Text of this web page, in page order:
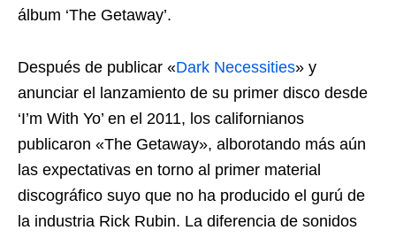
álbum ‘The Getaway’.
Después de publicar «Dark Necessities» y
anunciar el lanzamiento de su primer disco desde
‘I’m With Yo’ en el 2011, los californianos
publicaron «The Getaway», alborotando más aún
las expectativas en torno al primer material
discográfico suyo que no ha producido el gurú de
la industria Rick Rubin. La diferencia de sonidos